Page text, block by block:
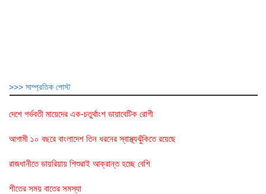
>>> সাম্প্রতিক পোস্ট
দেশে গর্ভবতী মায়েদের এক-চতুর্থাংশ ডায়াবেটিক রোগী
আগামী ১০ বছরে বাংলাদেশ তিন ধরনের স্বাস্থ্যঝুঁকিতে রয়েছে
রাজধানীতে ডায়রিয়ায় শিশুরাই আক্রান্ত হচ্ছে বেশি
শীতের সময় বাতের সমস্যা